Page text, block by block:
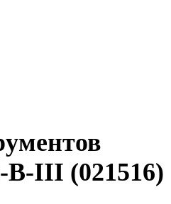
B-III (021516)